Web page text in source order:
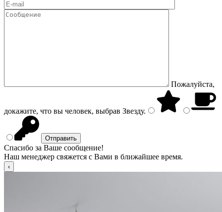
Пожалуйста,
докажите, что вы человек, выбрав Звезду.
Спасибо за Ваше сообщение!
Наш менеджер свяжется с Вами в ближайшее время.